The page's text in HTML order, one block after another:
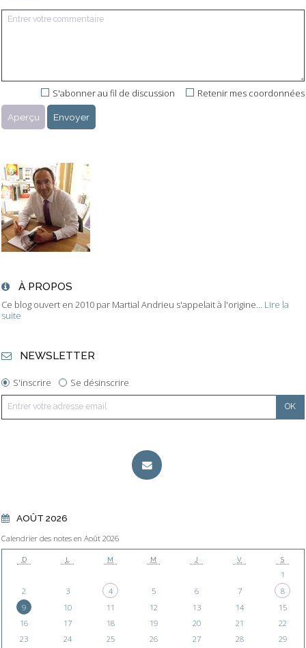
À PROPOS
Ce blog ouvert en 2010 par Martial Andrieu s'appelait à l'origine... Lire la
suite
NEWSLETTER
S'inscrire Se désinscrire
AOÛT 2026
Calendrier des notes en Août 2026
D L M M J V S
1
2
3 4 5 6 7
8
9
10 11 12 13 14
15
16
17 18 19 20 21
22
23
24 25 26 27 28
29
Retenir mes coordonnées
S'abonner au fil de discussion